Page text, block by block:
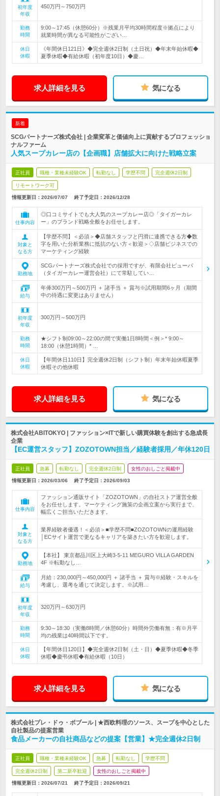
初年度
年収
450万円～750万円
勤務
時間
9:00～17:45（休憩60分）※残業月平均30時間程度※拠点により
就業時間が異なる可能性がござい…
休日
休暇
《年間休日121日》◆完全週休2日制（土日祝）◆年末年始休暇◆
夏季休暇◆有給休暇（初年度10日）◆慶…
求人詳細を見る 気になる
新着
SCGパートナーズ株式会社 | 企業変革と価値向上に貢献するプロフェッショ
ナルファーム
人気スープカレー店の【企画職】店舗拡大に向けた戦略立案
正社員 職種・業種未経験OK 転勤なし 学歴不問 完全週休2日制
リモートワーク可
情報更新日：2026/07/07 終了予定日： 2026/12/28
仕事内容
◎口コミサイトでも大人気のスープカレー店◎「タイガーカレ
ー」のブランド戦略全般をお任せします。
対象と
なる方
【学歴不問】＜必須＞◆店舗スタッフと円滑に連携できる方◆数
字を用いた分析業務に抵抗のない方＜歓迎＞◇店舗ビジネスでの
マーケティング経験
勤務地
SCGパートナーズ株式会社での採用ですが、有限会社ピューパ
（タイガーカレー運営会社）にて常駐してい…
給与
年俸300万円～500万円 ＋ 諸手当 ＋ 賞与※試用期間6ヶ月（期間
中の待遇に変更はありません）
初年度
年収
300万円～500万円
勤務
時間
★シフト制09:00～22:00の間で実働1日8時間＜例＞* 9:00～
18:00（休憩1時間）* …
休日
休暇
【年間休日110日】完全週休2日制（シフト制）年末年始休暇夏季
休暇その他休暇
求人詳細を見る 気になる
株式会社ABITOKYO | ファッション×ITで新しい購買体験を創出する急成長
企業
【EC運営スタッフ】ZOZOTOWN担当／経験者採用／年休120日
正社員 急募 転勤なし 完全週休2日制 女性のおしごと掲載中
情報更新日：2026/03/06 終了予定日： 2026/09/03
仕事内容
ファッション通販サイト「ZOZOTOWN」の自社ストア運営全般
をお任せします。マーケティング施策の企画立案から実行まで、
幅広くご担当いただきます。
対象と
なる方
業界経験者優遇！＜必須＞■学歴不問■ZOZOTOWNの運用経験
│ECサイト運営で更なるキャリアを築きたい方を歓迎します。
勤務地
【本社】 東京都品川区上大崎3-5-11 MEGURO VILLA GARDEN
4F ※転勤なし…
給与
月給：230,000円～450,000円 ＋ 諸手当 ＋ 賞与※経験・スキルを
考慮し、選考を通じて決定します。※試用…
初年度
年収
320万円～630万円
勤務
時間
9:30～18:30（実働8時間／休憩60分）時間外労働有無：有※月平
均の残業は40時間以下です。
休日
休暇
【年間休日120日】◆完全週休2日制（土・日）◆夏季休暇◆冬季
休暇◆慶弔休暇◆有給休暇（10日）
求人詳細を見る 気になる
株式会社プレ・ドゥ・ボブール | ★西欧料理のソース、スープを中心とした
自社製品の提案営業
食品メーカーの自社商品などの提案【営業】★完全週休2日制
正社員 職種・業種未経験OK 急募 転勤なし 学歴不問
完全週休2日制 第二新卒歓迎 女性のおしごと掲載中
情報更新日：2026/07/21 終了予定日： 2026/09/21